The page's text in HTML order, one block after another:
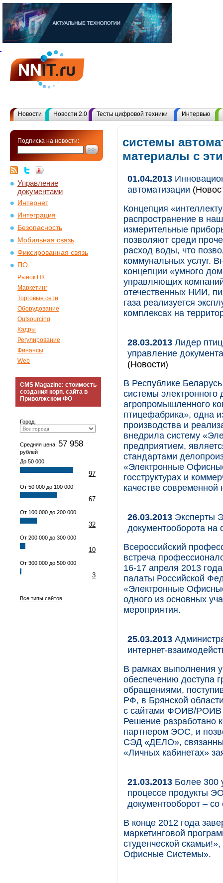
Новости Новости 2.0 Тесты цифровой техники Интервью
Подписка на новости:
Управление
документами
Интернет
Интеграция
Безопасность
Мобильная связь
Фиксированная связь
ПО
Рынок ПК
Маркетинг
Торговые сети
Оборудование
Outsourcing
Кадры
Регулирование
Финансы
Web
CMS Magazine: стоимость
создания корп. сайта в
Приволжском ФО
Город:
Средняя цена: 57 958
рублей
До 50 000
97
От 50 000 до 100 000
67
От 100 000 до 200 000
32
От 200 000 до 300 000
10
От 300 000 до 500 000
3
Все типы сайтов
системы
материалы с
01.04.2013
автоматизации
Концепция
распространение в
измерительные
позволяют среди
расход воды, что
коммунальных услуг.
концепции «умного
управляющих
отечественных НИИ,
газа реализуется
комплексах на
28.03.2013 Лидер
управление
(Новости)
В Республике
системы электронного
агропромышленного
птицефабрика», одна
производства и
внедрила систему
предприятием,
стандартами
«Электронные
госструктурах и
качестве
26.03.2013 Эксперты
документооборота
Всероссийский
встреча
16-17 апреля 2013
палаты Российской
«Электронные
одного из основных
мероприятия.
25.03.2013
интернет-
В рамках выполнения
обеспечению доступа
обращениями,
РФ, в Брянской
с сайтами ФОИВ/РОИВ
Решение разработано
партнером ЭОС, и
СЭД «ДЕЛО»,
«Личных кабинетах»
21.03.2013 Более 300
процессе продукты
документооборот – со
В конце 2012 года
маркетинговой
студенческой
Офисные Системы».